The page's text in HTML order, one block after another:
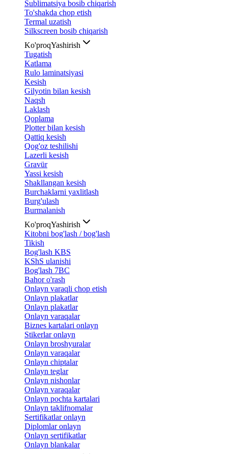
Sublimatsiya bosib chiqarish
To'shakda chop etish
Termal uzatish
Silkscreen bosib chiqarish
Ko'proqYashirish
Tugatish
Katlama
Rulo laminatsiyasi
Kesish
Gilyotin bilan kesish
Naqsh
Laklash
Qoplama
Plotter bilan kesish
Qattiq kesish
Qog'oz teshilishi
Lazerli kesish
Gravür
Yassi kesish
Shakllangan kesish
Burchaklarni yaxlitlash
Burg'ulash
Burmalanish
Ko'proqYashirish
Kitobni bog'lash / bog'lash
Tikish
Bog'lash KBS
KShS ulanishi
Bog'lash 7BC
Bahor o'rash
Onlayn varaqli chop etish
Onlayn plakatlar
Onlayn plakatlar
Onlayn varaqalar
Biznes kartalari onlayn
Stikerlar onlayn
Onlayn broshyuralar
Onlayn varaqalar
Onlayn chiptalar
Onlayn teglar
Onlayn nishonlar
Onlayn varaqalar
Onlayn pochta kartalari
Onlayn taklifnomalar
Sertifikatlar onlayn
Diplomlar onlayn
Onlayn sertifikatlar
Onlayn blankalar